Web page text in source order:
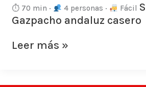
⏱ 70 min · 4 personas · Fácil
Gazpacho andaluz casero
Leer más »